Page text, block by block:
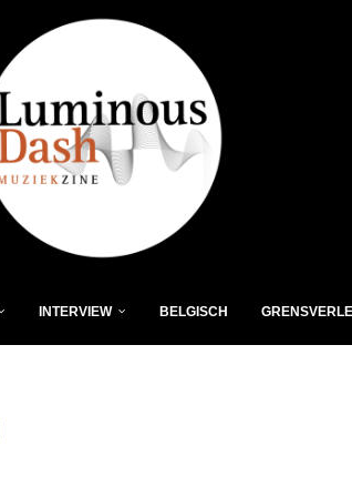
INTERVIEW BELGISCH